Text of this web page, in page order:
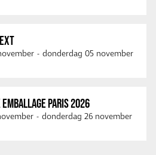
- donderdag 05 november
EMBALLAGE PARIS 2026
- donderdag 26 november